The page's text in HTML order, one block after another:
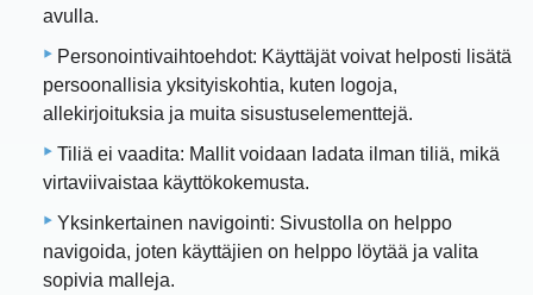
avulla.
Personointivaihtoehdot: Käyttäjät voivat helposti lisätä
persoonallisia yksityiskohtia, kuten logoja,
allekirjoituksia ja muita sisustuselementtejä.
Tiliä ei vaadita: Mallit voidaan ladata ilman tiliä, mikä
virtaviivaistaa käyttökokemusta.
Yksinkertainen navigointi: Sivustolla on helppo
navigoida, joten käyttäjien on helppo löytää ja valita
sopivia malleja.